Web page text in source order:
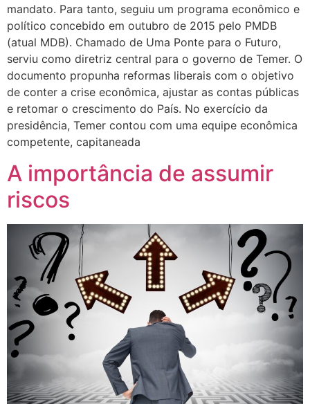
mandato. Para tanto, seguiu um programa econômico e
político concebido em outubro de 2015 pelo PMDB
(atual MDB). Chamado de Uma Ponte para o Futuro,
serviu como diretriz central para o governo de Temer. O
documento propunha reformas liberais com o objetivo
de conter a crise econômica, ajustar as contas públicas
e retomar o crescimento do País. No exercício da
presidência, Temer contou com uma equipe econômica
competente, capitaneada
A importância de assumir
riscos